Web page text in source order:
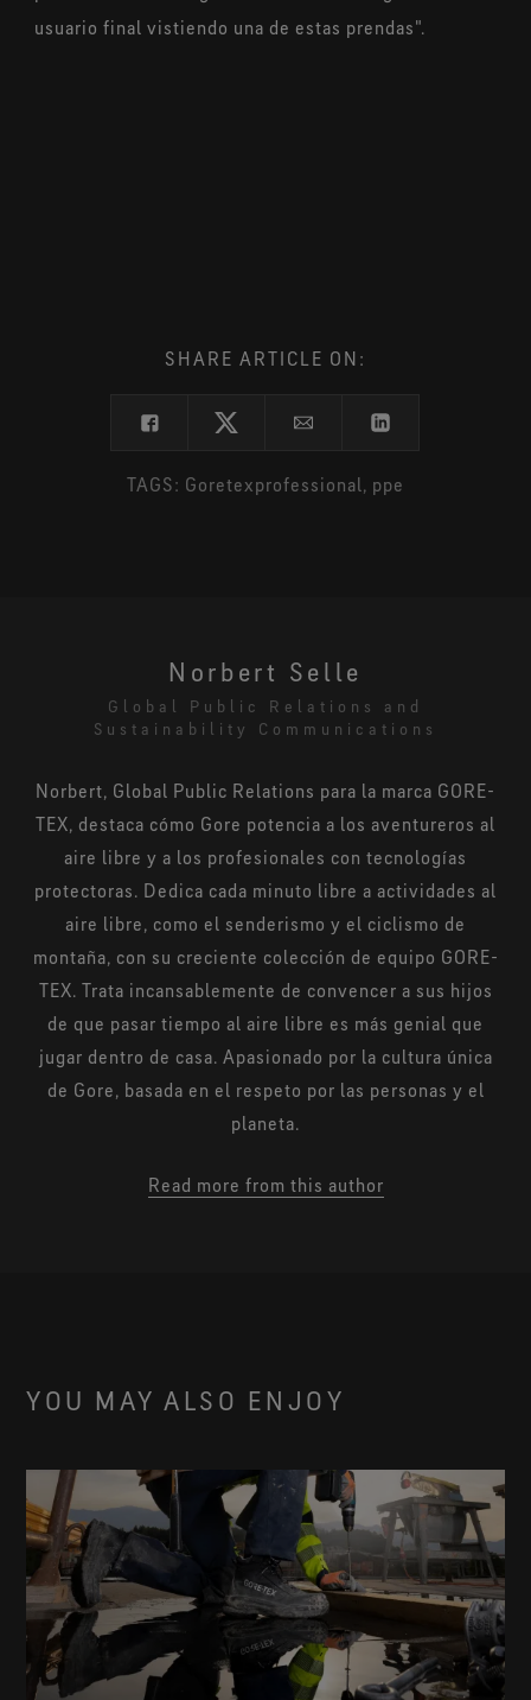
usuario final vistiendo una de estas prendas".
SHARE ARTICLE ON:
TAGS: Goretexprofessional ppe
Norbert Selle
Global Public Relations and
Sustainability Communications
Norbert, Global Public Relations para la marca GORE-
TEX, destaca cómo Gore potencia a los aventureros al
aire libre y a los profesionales con tecnologías
protectoras. Dedica cada minuto libre a actividades al
aire libre, como el senderismo y el ciclismo de
montaña, con su creciente colección de equipo GORE-
TEX. Trata incansablemente de convencer a sus hijos
de que pasar tiempo al aire libre es más genial que
jugar dentro de casa. Apasionado por la cultura única
de Gore, basada en el respeto por las personas y el
planeta.
Read more from this author
YOU MAY ALSO ENJOY